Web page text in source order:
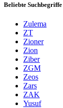
Beliebte Suchbegriffe
Zulema
ZT
Zioner
Zion
Ziber
ZGM
Zeos
Zars
ZAK
Yusuf